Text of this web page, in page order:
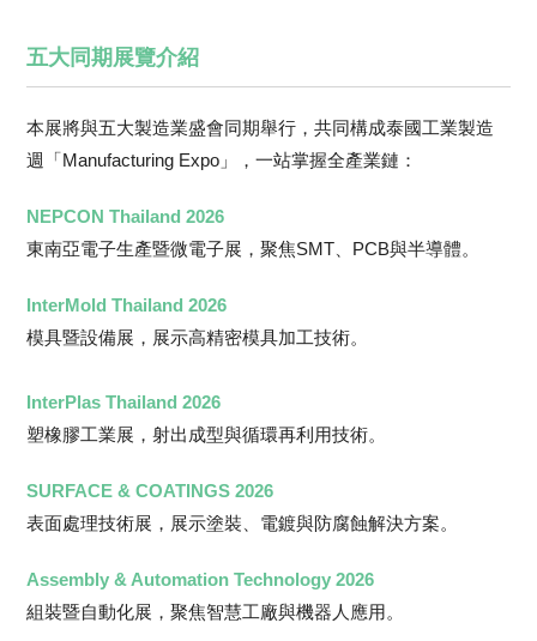
五大同期展覽介紹
本展將與五大製造業盛會同期舉行，共同構成泰國工業製造
週「Manufacturing Expo」，一站掌握全產業鏈：
NEPCON Thailand 2026
東南亞電子生產暨微電子展，聚焦SMT、PCB與半導體。
InterMold Thailand 2026
模具暨設備展，展示高精密模具加工技術。
InterPlas Thailand 2026
塑橡膠工業展，射出成型與循環再利用技術。
SURFACE & COATINGS 2026
表面處理技術展，展示塗裝、電鍍與防腐蝕解決方案。
Assembly & Automation Technology 2026
組裝暨自動化展，聚焦智慧工廠與機器人應用。